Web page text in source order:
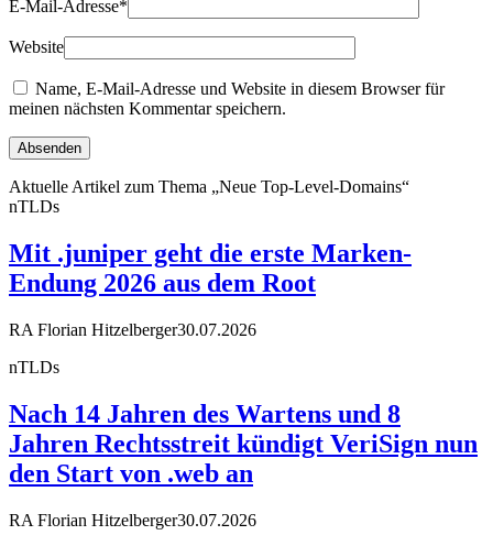
E-Mail-Adresse*
Website
Name, E-Mail-Adresse und Website in diesem Browser für
meinen nächsten Kommentar speichern.
Aktuelle Artikel zum Thema „Neue Top-Level-Domains“
nTLDs
Mit .juniper geht die erste Marken-
Endung 2026 aus dem Root
RA Florian Hitzelberger30.07.2026
nTLDs
Nach 14 Jahren des Wartens und 8
Jahren Rechtsstreit kündigt VeriSign nun
den Start von .web an
RA Florian Hitzelberger30.07.2026